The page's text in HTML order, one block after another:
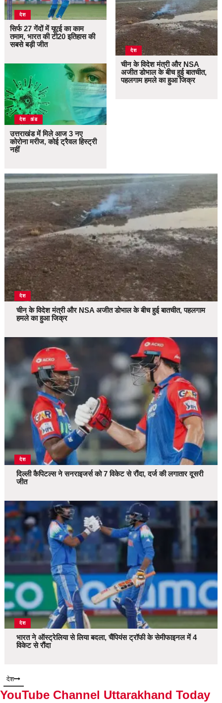
देश
सिर्फ 27 गेंदों में यूएई का काम
तमाम, भारत की टी20 इतिहास की
सबसे बड़ी जीत
उत्तराखंड
देश
उत्तराखंड में मिले आज 3 नए
कोरोना मरीज, कोई ट्रैवल हिस्ट्री
नहीं
देश
चीन के विदेश मंत्री और NSA
अजीत डोभाल के बीच हुई बातचीत,
पहलगाम हमले का हुआ जिक्र
देश
चीन के विदेश मंत्री और NSA अजीत डोभाल के बीच हुई बातचीत, पहलगाम
हमले का हुआ जिक्र
देश
दिल्ली कैपिटल्स ने सनराइजर्स को 7 विकेट से रौंदा, दर्ज की लगातार दूसरी
जीत
देश
भारत ने ऑस्ट्रेलिया से लिया बदला, चैंपियंस ट्रॉफी के सेमीफाइनल में 4
विकेट से रौंदा
देश
YouTube Channel Uttarakhand Today